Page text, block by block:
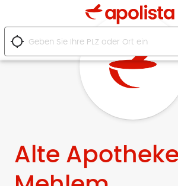
location_searching
Alte